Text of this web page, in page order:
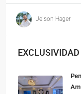
Jeison Hager
EXCLUSIVIDAD